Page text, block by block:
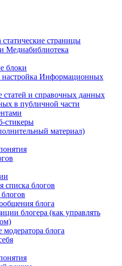
страницы
Медиабиблиотека
блоки
настройка Информационных
статей и справочных данных
в публичной части
стикеры
материал)
списка блогов
блога
блогера (как управлять
модератора блога